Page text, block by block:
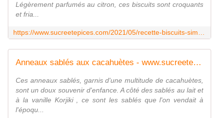
Légèrement parfumés au citron, ces biscuits sont croquants
et fria...
Anneaux sablés aux cacahuètes - www.sucreetepices.com
Ces anneaux sablés, garnis d'une multitude de cacahuètes,
sont un doux souvenir d'enfance. A côté des sablés au lait et
à la vanille Korjiki , ce sont les sablés que l'on vendait à
l'époqu...